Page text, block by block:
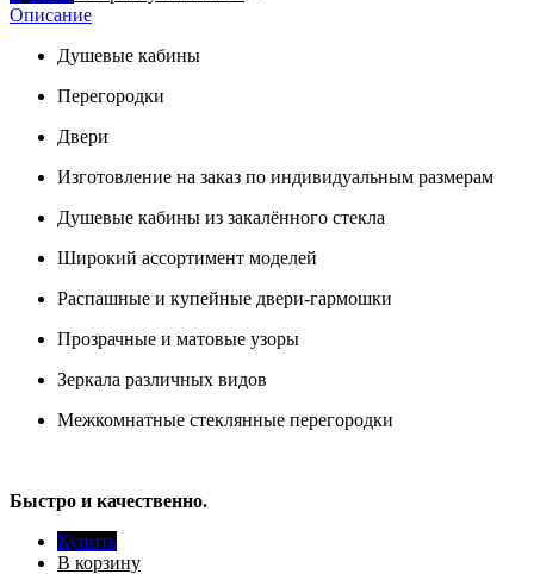
Описание
Душевые кабины
Перегородки
Двери
Изготовление на заказ по индивидуальным размерам
Душевые кабины из закалённого стекла
Широкий ассортимент моделей
Распашные и купейные двери-гармошки
Прозрачные и матовые узоры
Зеркала различных видов
Межкомнатные стеклянные перегородки
Быстро и качественно.
Купить
В корзину